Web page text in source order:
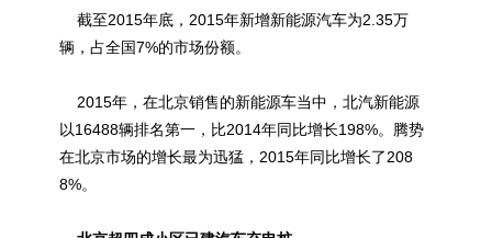
截至2015年底，2015年新增新能源汽车为2.35万
辆，占全国7%的市场份额。
2015年，在北京销售的新能源车当中，北汽新能源
以16488辆排名第一，比2014年同比增长198%。腾势
在北京市场的增长最为迅猛，2015年同比增长了208
8%。